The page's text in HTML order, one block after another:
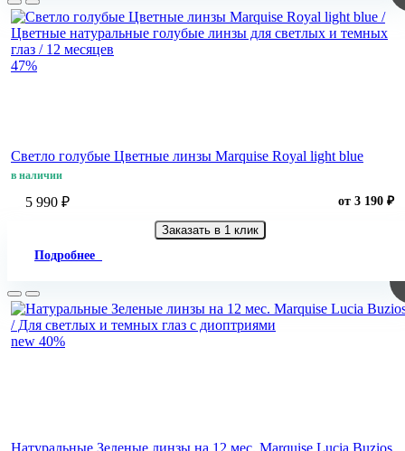
47%
Светло голубые Цветные линзы Marquise Royal light blue
в наличии
5 990 ₽ от 3 190 ₽
Заказать в 1 клик
Подробнее
new 40%